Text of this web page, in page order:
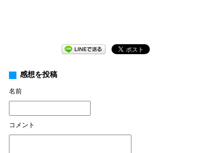
感想を投稿
名前
コメント